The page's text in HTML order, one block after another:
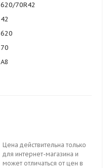
620/70R42
42
620
70
A8
Цена действительна только
для интернет-магазина и
может отличаться от цен в